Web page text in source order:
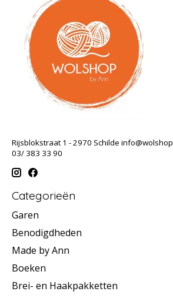
Rijsblokstraat 1 - 2970 Schilde
03/ 383 33 90
Categorieën
Garen
Benodigdheden
Made by Ann
Boeken
Brei- en Haakpakketten